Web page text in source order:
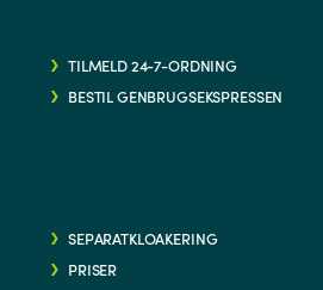
TILMELD 24-7-ORDNING
BESTIL GENBRUGSEKSPRESSEN
SEPARATKLOAKERING
PRISER